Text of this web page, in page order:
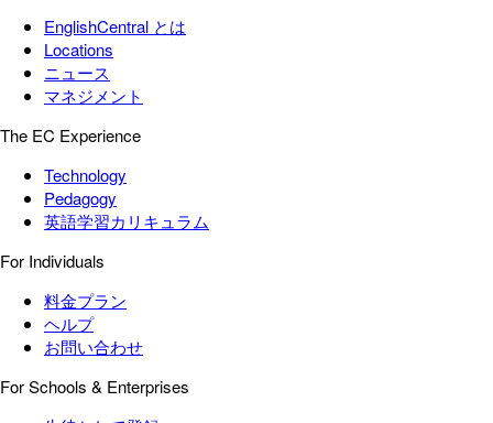
EnglishCentral とは
Locations
ニュース
マネジメント
The EC Experience
Technology
Pedagogy
英語学習カリキュラム
For Individuals
料金プラン
ヘルプ
お問い合わせ
For Schools & Enterprises